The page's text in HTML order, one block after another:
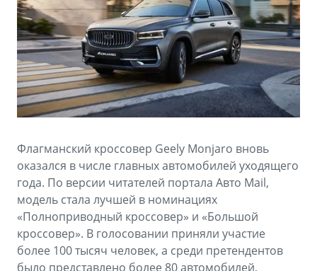
OKAVANGO
от 3 429 990 ₽*
MONJARO
от 4 349 990 ₽*
PREFACE
от 3 079 990 ₽*
GEELY EX5
от 3 769 990 ₽*
Аксессуары
Зарядные устройства
ФИНАНСЫ И УСЛУГИ
Автокредит
Страхование
GEELY Лизинг
Советы по эксплуатации
Спецпредложения
ПОДДЕРЖКА
Помощь на дорогах
Сервисная книжка
Вопросы и ответы
Флагманский кроссовер Geely Monjaro вновь
оказался в числе главных автомобилей уходящего
года. По версии читателей портала Авто Mail,
модель стала лучшей в номинациях
«Полноприводный кроссовер» и «Большой
кроссовер». В голосовании приняли участие
более 100 тысяч человек, а среди претендентов
было представлено более 80 автомобилей,